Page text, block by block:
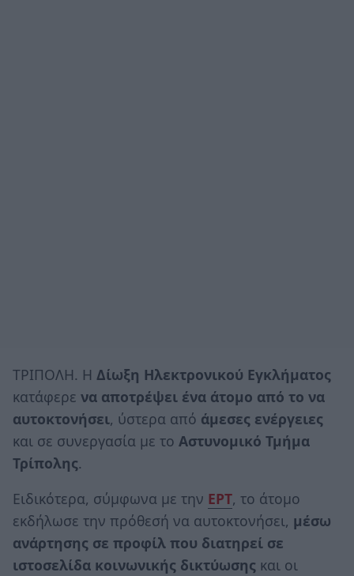
ΤΡΙΠΟΛΗ. Η Δίωξη Ηλεκτρονικού Εγκλήματος
κατάφερε να αποτρέψει ένα άτομο από το να
αυτοκτονήσει, ύστερα από άμεσες ενέργειες
και σε συνεργασία με το Αστυνομικό Τμήμα
Τρίπολης.
Ειδικότερα, σύμφωνα με την ΕΡΤ, το άτομο
εκδήλωσε την πρόθεσή να αυτοκτονήσει, μέσω
ανάρτησης σε προφίλ που διατηρεί σε
ιστοσελίδα κοινωνικής δικτύωσης και οι